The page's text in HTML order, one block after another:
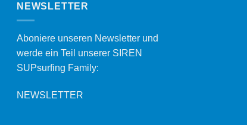
NEWSLETTER
Aboniere unseren Newsletter und
werde ein Teil unserer SIREN
SUPsurfing Family:
NEWSLETTER